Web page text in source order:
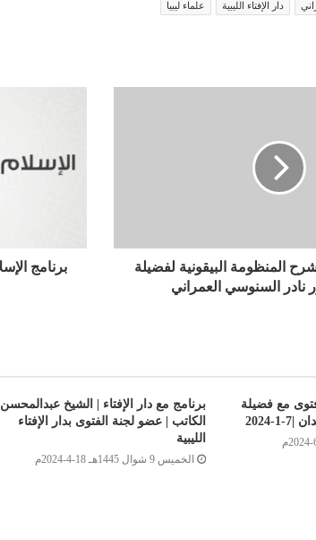
دار الإفتاء الليبية علماء ليبيا
المنظومة البيقونية لفضيلة
نادر السنوسي العمراني
فتوى مع فضيلة
برنامج مع دار الإفتاء | الشيخ عبدالمحسن
الكاتب | عضو لجنة الفتوى بدار الإفتاء
الليبية
الخميس 9 شوال 1445هـ 18-4-2024م